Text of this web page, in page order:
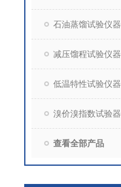
石油蒸馏试验仪器
减压馏程试验仪器
低温特性试验仪器
溴价溴指数试验器
查看全部产品